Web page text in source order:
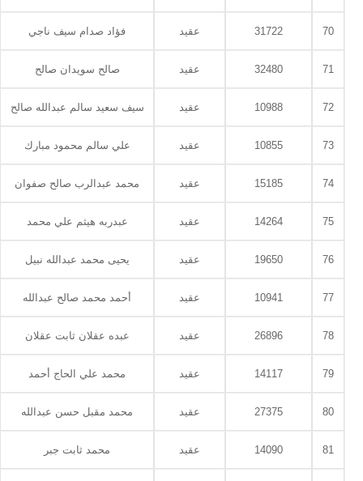
70
31722 عقيد فؤاد صدام سيف ناجي
71
32480 عقيد صالح سويدان صالح
72
10988 عقيد سيف سعيد سالم عبدالله صالح
73
10855 عقيد علي سالم محمود مبارك
74
15185 عقيد محمد عبدالرب صالح صفوان
75
14264 عقيد عبدربه هيثم علي محمد
76
19650 عقيد يحيى محمد عبدالله نبيل
77
10941 عقيد أحمد محمد صالح عبدالله
78
26896 عقيد عبده عقلان ثابت عقلان
79
14117 عقيد محمد علي الحاج أحمد
80
27375 عقيد محمد مقبل حسن عبدالله
81
14090 عقيد محمد ثابت جبر